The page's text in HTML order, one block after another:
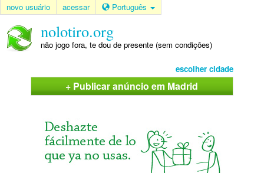
novo usuário acessar Português
nolotiro.org
não jogo fora, te dou de presente (sem condições)
escolher cidade
+ Publicar anúncio em Madrid